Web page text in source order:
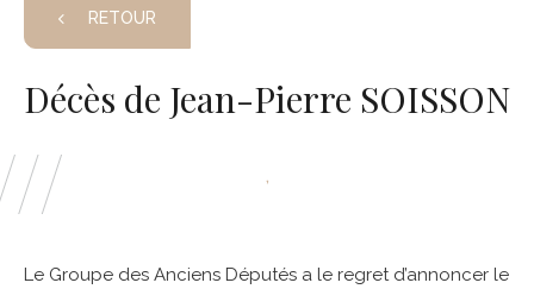
RETOUR
Décès de Jean-Pierre SOISSON
,
Le Groupe des Anciens Députés a le regret d’annoncer le